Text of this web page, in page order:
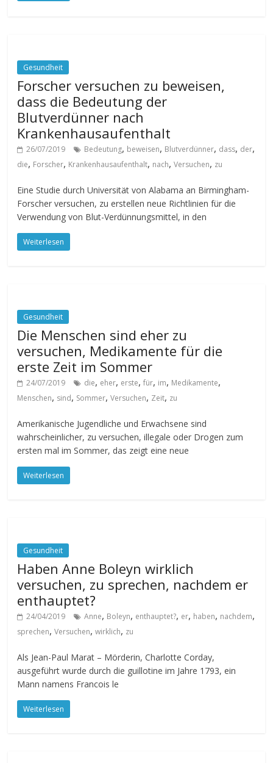
Gesundheit
Forscher versuchen zu beweisen,
dass die Bedeutung der
Blutverdünner nach
Krankenhausaufenthalt
26/07/2019 Bedeutung, beweisen, Blutverdünner, dass, der,
die, Forscher, Krankenhausaufenthalt, nach,Versuchen, zu
Eine Studie durch Universität von Alabama an Birmingham-
Forscher versuchen, zu erstellen neue Richtlinien für die
Verwendung von Blut-Verdünnungsmittel, in den
Weiterlesen
Gesundheit
Die Menschen sind eher zu
versuchen, Medikamente für die
erste Zeit im Sommer
24/07/2019 die, eher, erste,für, im, Medikamente,
Menschen, sind, Sommer,Versuchen, Zeit, zu
Amerikanische Jugendliche und Erwachsene sind
wahrscheinlicher, zu versuchen, illegale oder Drogen zum
ersten mal im Sommer, das zeigt eine neue
Weiterlesen
Gesundheit
Haben Anne Boleyn wirklich
versuchen, zu sprechen, nachdem er
enthauptet?
24/04/2019 Anne, Boleyn, enthauptet?, er, haben, nachdem,
sprechen,Versuchen,wirklich, zu
Als Jean-Paul Marat – Mörderin, Charlotte Corday,
ausgeführt wurde durch die guillotine im Jahre 1793, ein
Mann namens Francois le
Weiterlesen